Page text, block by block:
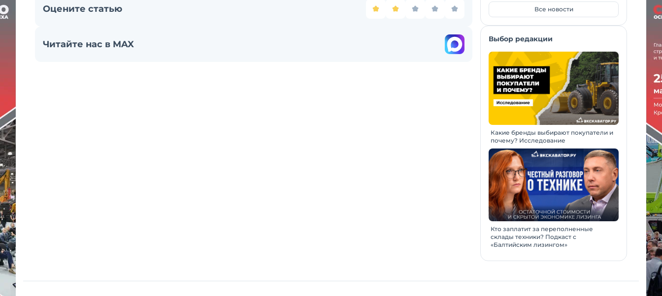
Оцените статью
Читайте нас в MAX
Все новости
Выбор редакции
Какие бренды выбирают покупатели и
почему? Исследование
Кто заплатит за переполненные
склады техники? Подкаст с
«Балтийским лизингом»